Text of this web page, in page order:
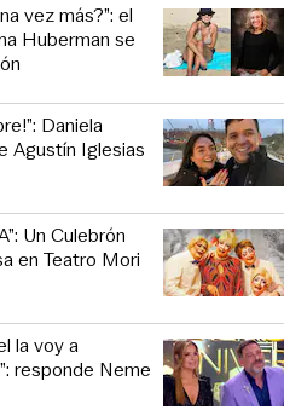
vez más?”: el
Huberman se
Daniela
Agustín Iglesias
Un Culebrón
en Teatro Mori
la voy a
responde Neme